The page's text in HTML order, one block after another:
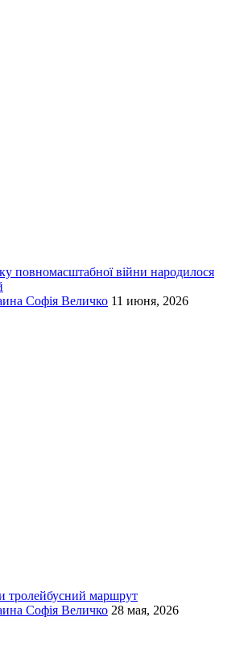
повномасштабної війни народилося
Софія Величко 11 июня, 2026
тролейбусний маршрут
Софія Величко 28 мая, 2026